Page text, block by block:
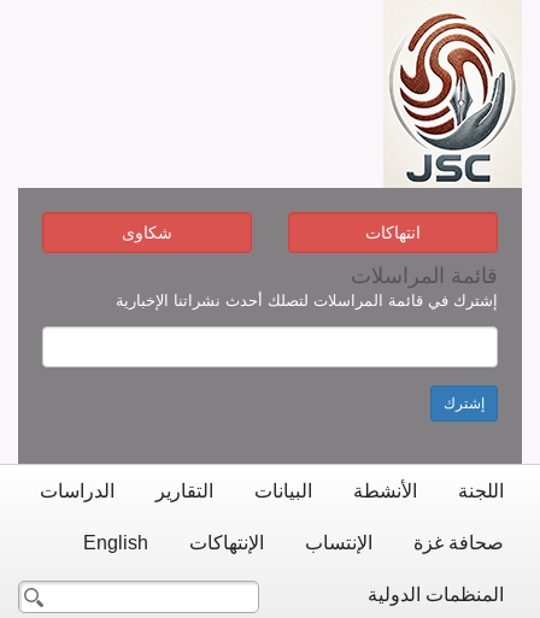
انتهاكات شكاوى
قائمة المراسلات
إشترك في قائمة المراسلات لتصلك أحدث نشراتنا الإخبارية
إشترك
اللجنة الأنشطة البيانات التقارير الدراسات
صحافة غزة الإنتساب الإنتهاكات English
المنظمات الدولية